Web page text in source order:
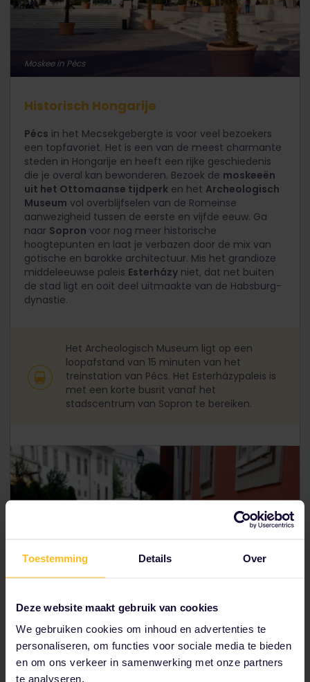
Toestemming Details Over
Deze website maakt gebruik van cookies
We gebruiken cookies om inhoud en advertenties te
personaliseren, om functies voor sociale media te bieden
en om ons verkeer in samenwerking met onze partners
te analyseren.
Moskee in Pécs
Historisch Hongarije
Pécs in het Mecsekgebergte is voor veel bezoekers
een topfavoriet. Het is een van de meest charmante
steden in Hongarije en heeft een rijke geschiedenis
die je overal kan bewonderen. Bezoek de moskeeën
uit het Ottomaanse tijdperk en het Archeologisch
Museum vol overblijfselen van de Romeinse
aanwezigheid tussen de eerste en vijfde eeuw. Ga
naar Sopron voor nog meer historische
hoogtepunten en laat je verbazen door de mix van
gotische en barokke architectuur. Mis het grandioze
middeleeuwse paleis Esterházy niet, dat net buiten
de stad ligt en ooit deel uitmaakte van de Habsburg-
dynastie.
Het Archeologisch Museum ligt op een
loopafstand van 15 minuten van het
treinstation van Pécs. Het Esterházypaleis is
met een korte busrit vanaf het
stadscentrum van Sopron te bereiken.